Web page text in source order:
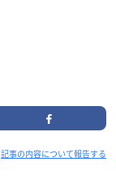
記事の内容について報告する